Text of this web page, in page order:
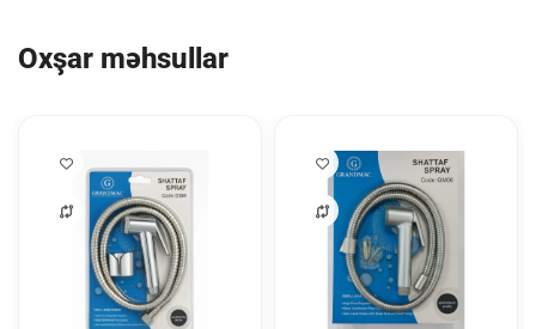
Oxşar məhsullar